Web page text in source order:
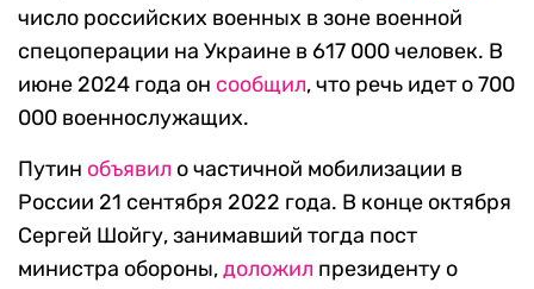
число российских военных в зоне военной
спецоперации на Украине в 617 000 человек. В
июне 2024 года он сообщил, что речь идет о 700
000 военнослужащих.
Путин объявил о частичной мобилизации в
России 21 сентября 2022 года. В конце октября
Сергей Шойгу, занимавший тогда пост
министра обороны,доложил президенту о